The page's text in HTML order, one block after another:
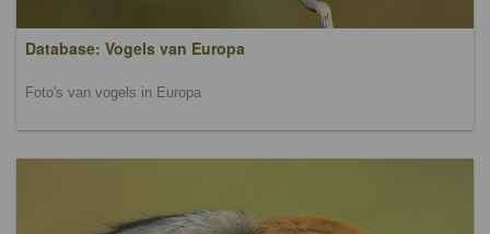
Database: Vogels van Europa
Foto's van vogels in Europa